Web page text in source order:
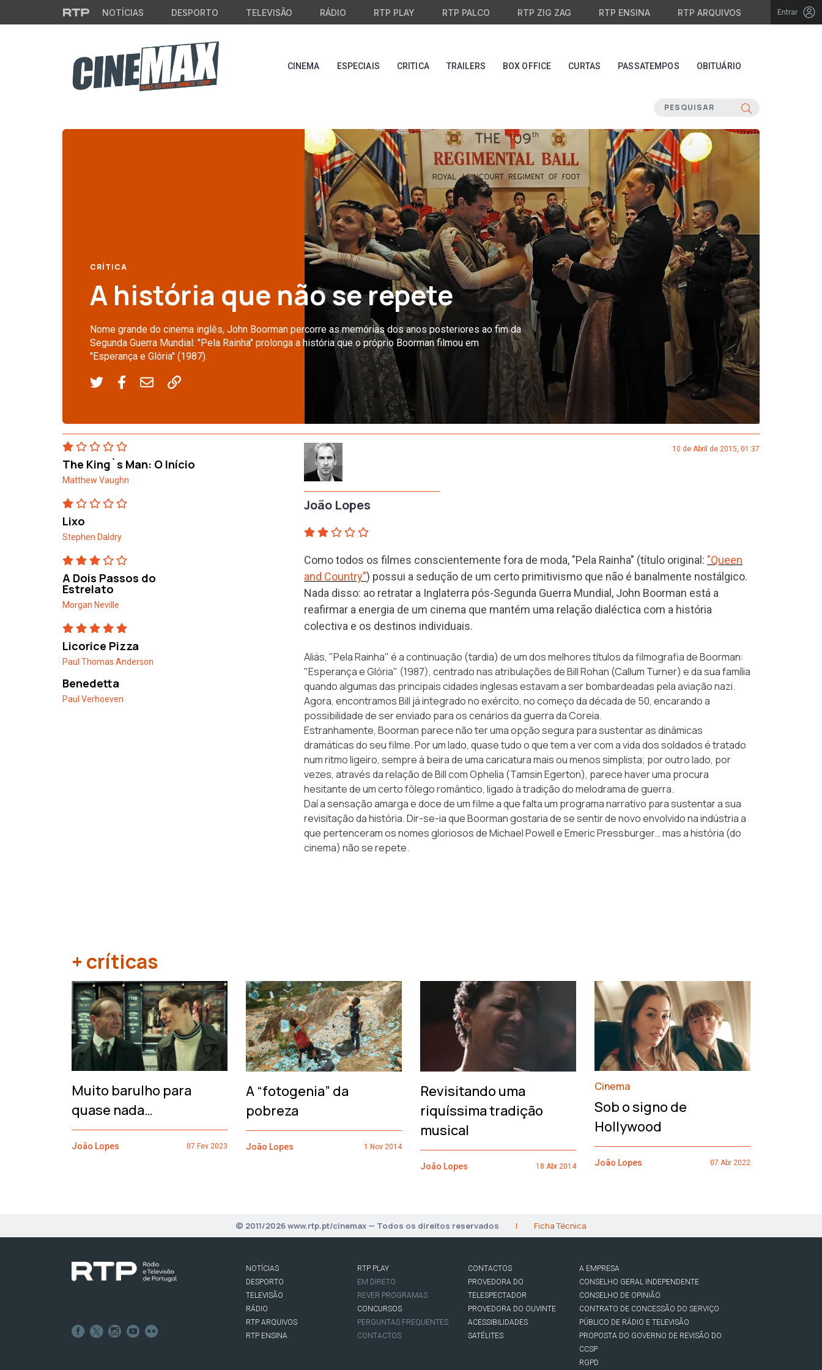
Saltar para o conteúdo principal
NOTÍCIAS DESPORTO TELEVISÃO RÁDIO RTP PLAY RTP PALCO RTP ZIG ZAG RTP ENSINA RTP ARQUIVOS Entrar
CINEMA ESPECIAIS CRITICA TRAILERS BOX OFFICE CURTAS PASSATEMPOS OBITUÁRIO
CRÍTICA
A história que não se repete
Nome grande do cinema inglês, John Boorman percorre as memórias dos anos posteriores ao fim da
Segunda Guerra Mundial: "Pela Rainha" prolonga a história que o próprio Boorman filmou em
"Esperança e Glória" (1987).
The King`s Man: O Início
Matthew Vaughn
Lixo
Stephen Daldry
A Dois Passos do
Estrelato
Morgan Neville
Licorice Pizza
Paul Thomas Anderson
Benedetta
Paul Verhoeven
João Lopes
10 de Abril de 2015, 01:37
Como todos os filmes conscientemente fora de moda, "Pela Rainha" (título original: "Queen
and Country") possui a sedução de um certo primitivismo que não é banalmente nostálgico.
Nada disso: ao retratar a Inglaterra pós-Segunda Guerra Mundial, John Boorman está a
reafirmar a energia de um cinema que mantém uma relação dialéctica com a história
colectiva e os destinos individuais.
Aliás, "Pela Rainha" é a continuação (tardia) de um dos melhores títulos da filmografia de Boorman:
"Esperança e Glória" (1987), centrado nas atribulações de Bill Rohan (Callum Turner) e da sua família
quando algumas das principais cidades inglesas estavam a ser bombardeadas pela aviação nazi.
Agora, encontramos Bill já integrado no exército, no começo da década de 50, encarando a
possibilidade de ser enviado para os cenários da guerra da Coreia.
Estranhamente, Boorman parece não ter uma opção segura para sustentar as dinâmicas
dramáticas do seu filme. Por um lado, quase tudo o que tem a ver com a vida dos soldados é tratado
num ritmo ligeiro, sempre à beira de uma caricatura mais ou menos simplista; por outro lado, por
vezes, através da relação de Bill com Ophelia (Tamsin Egerton), parece haver uma procura
hesitante de um certo fôlego romântico, ligado à tradição do melodrama de guerra.
Daí a sensação amarga e doce de um filme a que falta um programa narrativo para sustentar a sua
revisitação da história. Dir-se-ia que Boorman gostaria de se sentir de novo envolvido na indústria a
que pertenceram os nomes gloriosos de Michael Powell e Emeric Pressburger… mas a história (do
cinema) não se repete.
+ críticas
Muito barulho para
quase nada…
João Lopes 07 Fev 2023
A “fotogenia” da
pobreza
João Lopes 1 Nov 2014
Revisitando uma
riquíssima tradição
musical
João Lopes 18 Abr 2014
Cinema
Sob o signo de
Hollywood
João Lopes 07 Abr 2022
‹
© 2011/2026 www.rtp.pt/cinemax — Todos os direitos reservados | Ficha Técnica
NOTÍCIAS
DESPORTO
TELEVISÃO
RÁDIO
RTP ARQUIVOS
RTP ENSINA
RTP PLAY
EM DIRETO
REVER PROGRAMAS
CONCURSOS
PERGUNTAS FREQUENTES
CONTACTOS
CONTACTOS
PROVEDORA DO
TELESPECTADOR
PROVEDORA DO OUVINTE
ACESSIBILIDADES
SATÉLITES
A EMPRESA
CONSELHO GERAL INDEPENDENTE
CONSELHO DE OPINIÃO
CONTRATO DE CONCESSÃO DO SERVIÇO
PÚBLICO DE RÁDIO E TELEVISÃO
PROPOSTA DO GOVERNO DE REVISÃO DO
CCSP
RGPD